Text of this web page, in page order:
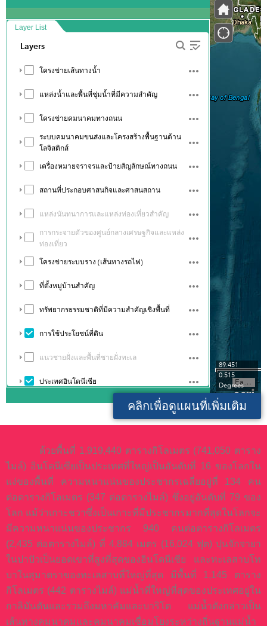
คลิกเพื่อดูแผนที่เพิ่มเติม
ด้วยพื้นที่ 1,919,440 ตารางกิโลเมตร (741,050 ตาราง
ไมล์) อินโดนีเซียเป็นประเทศที่ใหญ่เป็นอันดับที่ 16 ของโลกใน
แง่ของพื้นที่ ความหนาแน่นของประชากรเฉลี่ยอยู่ที่ 134 คน
ต่อตารางกิโลเมตร (347 ต่อตารางไมล์) ซึ่งอยู่อันดับที่ 79 ของ
โลก แม้ว่าเกาะชวาซึ่งเป็นเกาะที่มีประชากรมากที่สุดในโลกจะ
มีความหนาแน่นของประชากร 940 คนต่อตารางกิโลเมตร
(2,435 ต่อตารางไมล์) ที่ 4,884 เมตร (16,024 ฟุต) ปุนจักจายา
ในปาปัวเป็นยอดเขาที่สูงที่สุดของอินโดนีเซีย และทะเลสาบโท
บาในสุมาตราของทะเลสาบที่ใหญ่ที่สุด มีพื้นที่ 1,145 ตาราง
กิโลเมตร (442 ตารางไมล์) แม่น้ำที่ใหญ่ที่สุดของประเทศอยู่ใน
กาลิมันตันและรวมถึงมหาคัมและบาริโต แม่น้ำดังกล่าวเป็น
เส้นทางคมนาคมและคมนาคมเชื่อมโยงระหว่างถิ่นฐานแม่น้ำ